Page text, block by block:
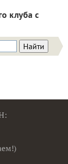
клуба с